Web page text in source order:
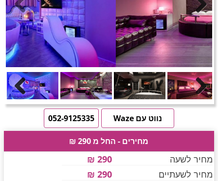
חדרים לפי שעה באזור השפלה
חדרים לפי שעה בהשרון
חדרים לפי שעה בנגב
חדרים לפי שעה בגליל עליון
טוען תמונות..... Previous Next
Previous
Next
052-9125335
נווט עם Waze
מחירים - החל מ 290 ₪
מחיר לשעה
290 ₪
מחיר לשעתיים
290 ₪